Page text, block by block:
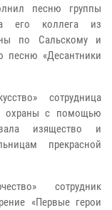
песню группы
его коллега из
по Сальскому и
песню «Десантники
сотрудница
охраны с помощью
изящество и
прекрасной
сотрудник
«Первые герои